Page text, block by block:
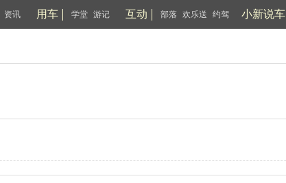
资讯 用车 学堂 游记 互动 部落 欢乐送 约驾 小新说车